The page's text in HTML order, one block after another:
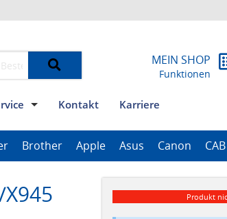
MEIN SHOP
Funktionen
Die PGE Pressemitteilungen
Historie
Datenschutzerklärung
Impressum RMA
Kontakt Karriere
Brother Apple Asus Canon CAB
Produkt